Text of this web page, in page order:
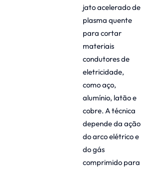
jato acelerado de
plasma quente
para cortar
materiais
condutores de
eletricidade,
como aço,
alumínio, latão e
cobre. A técnica
depende da ação
do arco elétrico e
do gás
comprimido para